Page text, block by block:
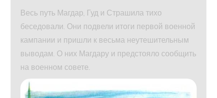
Весь путь Магдар, Гуд и Страшила тихо
беседовали. Они подвели итоги первой военной
кампании и пришли к весьма неутешительным
выводам. О них Магдару и предстояло сообщить
на военном совете.